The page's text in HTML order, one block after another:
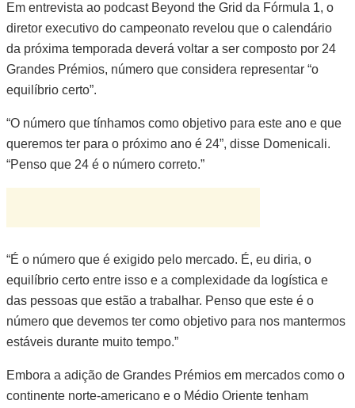
Em entrevista ao podcast Beyond the Grid da Fórmula 1, o
diretor executivo do campeonato revelou que o calendário
da próxima temporada deverá voltar a ser composto por 24
Grandes Prémios, número que considera representar “o
equilíbrio certo”.
“O número que tínhamos como objetivo para este ano e que
queremos ter para o próximo ano é 24”, disse Domenicali.
“Penso que 24 é o número correto.”
“É o número que é exigido pelo mercado. É, eu diria, o
equilíbrio certo entre isso e a complexidade da logística e
das pessoas que estão a trabalhar. Penso que este é o
número que devemos ter como objetivo para nos mantermos
estáveis durante muito tempo.”
Embora a adição de Grandes Prémios em mercados como o
continente norte-americano e o Médio Oriente tenham